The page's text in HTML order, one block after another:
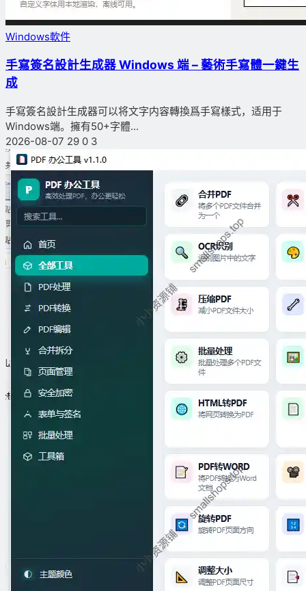
Windows軟件
手寫簽名設計生成器 Windows 端 – 藝術手寫體一鍵生
成
手寫簽名設計生成器可以将文字内容轉換爲手寫樣式，适用于
Windows端。擁有50+字體...
2026-08-07 29 0 3